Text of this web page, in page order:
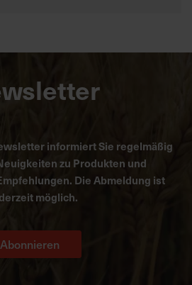
informiert Sie regelmäßig
zu Produkten und
Die Abmeldung ist
möglich.
Abonnieren